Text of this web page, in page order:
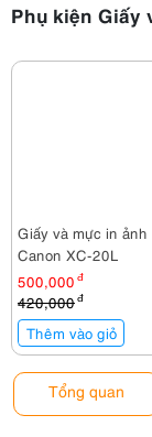
Phụ kiện Giấy
Giấy và mực in ảnh
Canon XC-20L
500,000 đ
420,000đ
Thêm vào giỏ
Tổng quan